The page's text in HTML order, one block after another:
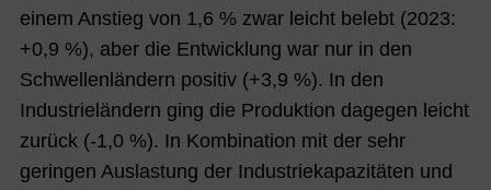
einem Anstieg von 1,6 % zwar leicht belebt (2023:
+0,9 %), aber die Entwicklung war nur in den
Schwellenländern positiv(+3,9 %). In den
Industrieländern ging die Produktion dagegen leicht
zurück (-1,0 %). In Kombination mit der sehr
geringen Auslastung der Industriekapazitäten und